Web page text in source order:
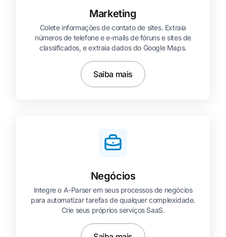
Marketing
Colete informações de contato de sites. Extraia
números de telefone e e-mails de fóruns e sites de
classificados, e extraia dados do Google Maps.
Saiba mais
Negócios
Integre o A-Parser em seus processos de negócios
para automatizar tarefas de qualquer complexidade.
Crie seus próprios serviços SaaS.